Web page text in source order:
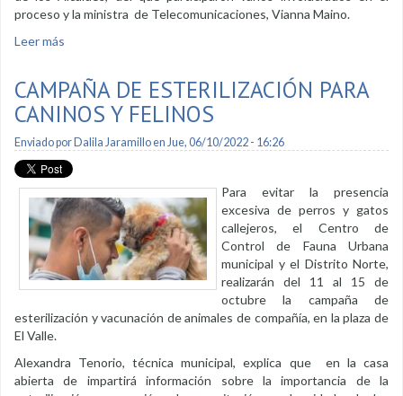
proceso y la ministra de Telecomunicaciones, Vianna Maino.
Leer más
CAMPAÑA DE ESTERILIZACIÓN PARA
CANINOS Y FELINOS
Enviado por Dalila Jaramilloen Jue, 06/10/2022 - 16:26
Para evitar la presencia
excesiva de perros y gatos
callejeros, el Centro de
Control de Fauna Urbana
municipal y el Distrito Norte,
realizarán del 11 al 15 de
octubre la campaña de
esterilización y vacunación de animales de compañía, en la plaza de
El Valle.
Alexandra Tenorio, técnica municipal, explica que en la casa
abierta de impartirá información sobre la importancia de la